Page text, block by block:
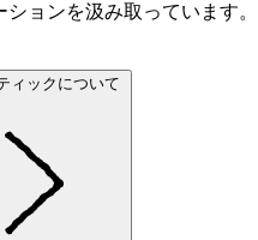
ョンを汲み取っています。
ィックについて